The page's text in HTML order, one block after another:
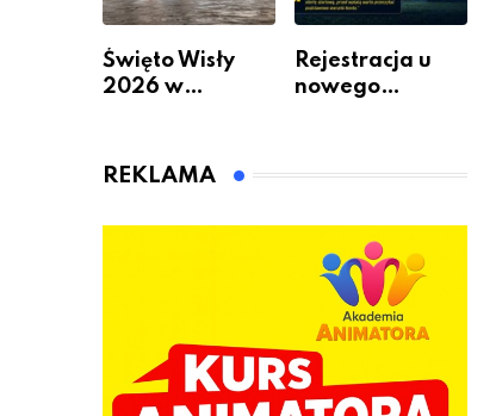
Święto Wisły
2026 w
się będzie działo
Rejestracja u
nowego
wpłatą
REKLAMA